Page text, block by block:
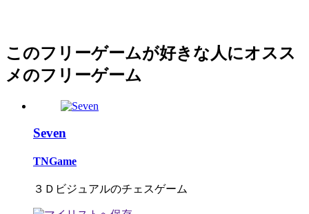
このフリーゲームが好きな人にオスス
メのフリーゲーム
Seven
TNGame
３Ｄビジュアルのチェスゲーム